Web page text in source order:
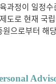
과정이 일정
도로 현재 국
으로부터 해